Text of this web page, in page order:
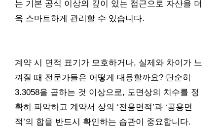
는 기본 공식 이상의 깊이 있는 접근으로 자산을 더
욱 스마트하게 관리할 수 있습니다.
계약 시 면적 표기가 모호하거나, 실제와 차이가 느
껴질 때 전문가들은 어떻게 대응할까요? 단순히
3.3058을 곱하는 것 이상으로, 도면상의 치수를 정
확히 파악하고 계약서 상의 ‘전용면적’과 ‘공용면
적’의 합을 반드시 확인하는 습관이 중요합니다.